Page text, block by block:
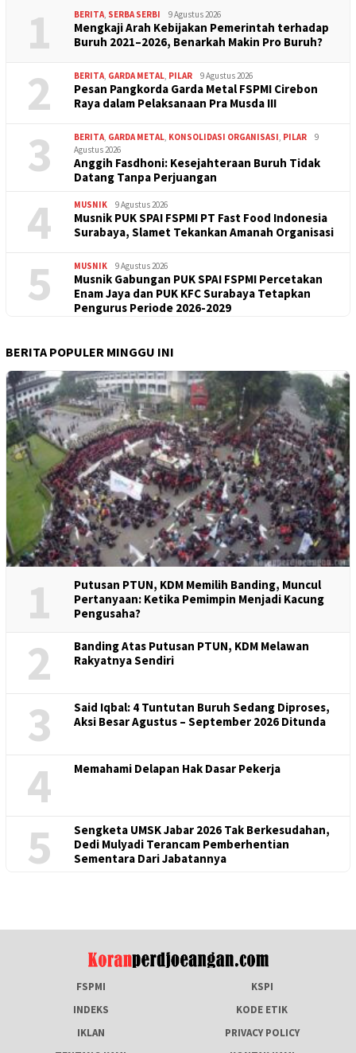
1 BERITA SERBA SERBI 9 Agustus 2026
Mengkaji Arah Kebijakan Pemerintah terhadap
Buruh 2021–2026, Benarkah Makin Pro Buruh?
2 BERITA GARDA METAL PILAR 9 Agustus 2026
Pesan Pangkorda Garda Metal FSPMI Cirebon
Raya dalam Pelaksanaan Pra Musda III
3 BERITA GARDA METAL KONSOLIDASI ORGANISASI PILAR
9
Agustus 2026
Anggih Fasdhoni: Kesejahteraan Buruh Tidak
Datang Tanpa Perjuangan
4 MUSNIK 9 Agustus 2026
Musnik PUK SPAI FSPMI PT Fast Food Indonesia
Surabaya, Slamet Tekankan Amanah Organisasi
5 MUSNIK 9 Agustus 2026
Musnik Gabungan PUK SPAI FSPMI Percetakan
Enam Jaya dan PUK KFC Surabaya Tetapkan
Pengurus Periode 2026-2029
BERITA POPULER MINGGU INI
1
Putusan PTUN, KDM Memilih Banding, Muncul
Pertanyaan: Ketika Pemimpin Menjadi Kacung
Pengusaha?
2
Banding Atas Putusan PTUN, KDM Melawan
Rakyatnya Sendiri
3
Said Iqbal: 4 Tuntutan Buruh Sedang Diproses,
Aksi Besar Agustus – September 2026 Ditunda
4 Memahami Delapan Hak Dasar Pekerja
5
Sengketa UMSK Jabar 2026 Tak Berkesudahan,
Dedi Mulyadi Terancam Pemberhentian
Sementara Dari Jabatannya
FSPMI
KSPI
INDEKS
KODE ETIK
IKLAN
PRIVACY POLICY